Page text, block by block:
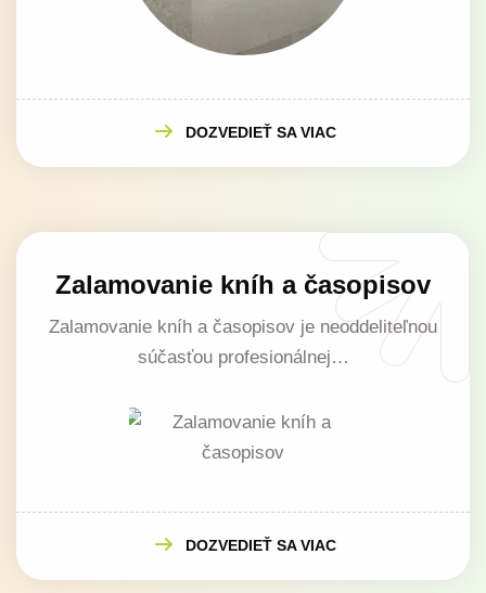
DOZVEDIEŤ SA VIAC
Zalamovanie kníh a časopisov
Zalamovanie kníh a časopisov je neoddeliteľnou
súčasťou profesionálnej…
DOZVEDIEŤ SA VIAC